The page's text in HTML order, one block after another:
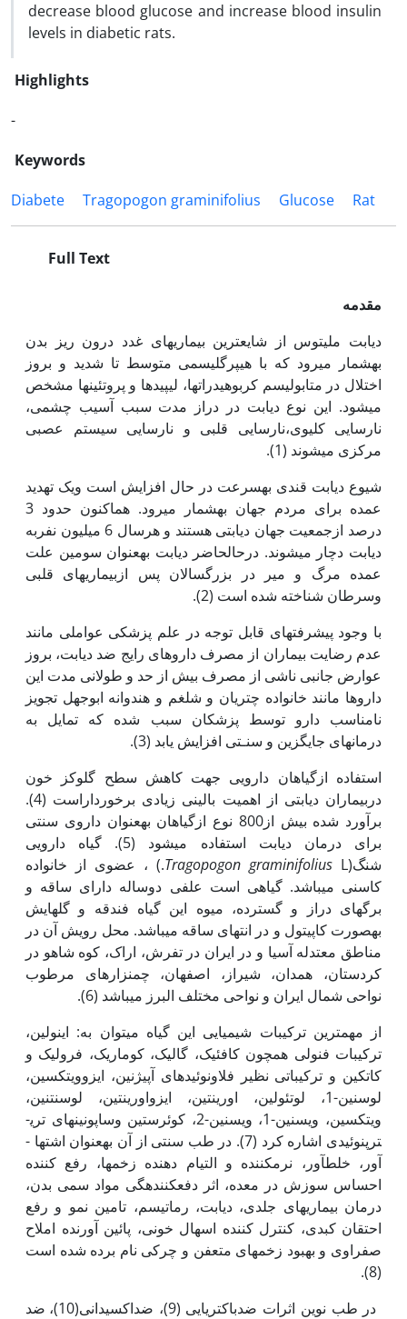
decrease blood glucose and increase blood insulin
levels in diabetic rats.
Highlights
-
Keywords
Diabete
Tragopogon graminifolius Glucose Rat
Full Text
مقدمه
دیابت ملیتوس از شایع­ترین بیماری­های غدد درون ریز بدن
به‏شمار می­رود که با هیپرگلیسمی متوسط تا شدید و بروز
اختلال در متابولیسم کربوهیدرات­ها، لیپیدها و پروتئین­ها مشخص
می­شود. این نوع دیابت در دراز مدت سبب آسیب چشمی،
نارسایی کلیوی،نارسایی قلبی و نارسایی سیستم عصبی
مرکزی می­­شوند (1).
شیوع دیابت قندی به‏سرعت در ­حال افزایش است ویک تهدید
عمده برای مردم جهان به‏­شمار می­­رود. هم­اکنون حدود 3
درصد ازجمعیت جهان دیابتی هستند و هرسال 6 میلیون نفربه
دیابت دچار می­شوند. درحال­حاضر دیابت به­عنوان سومین علت
عمده مرگ ­و­ میر در بزرگسالان پس ازبیماری­های قلبی
وسرطان شناخته شده است (2).
با وجود پیشرفت­های قابل توجه در علم پزشکی عواملی مانند
عدم رضایت بیماران از مصرف داروهای رایج ضد دیابت، بروز
عوارض جانبی ناشی از مصرف بیش از حد و طولانی مدت این
داروها مانند خانواده چتریان و شلغم و هندوانه ابوجهل تجویز
نامناسب دارو توسط پزشکان سبب شده که تمایل به
درمان‏های جایگزین و سنـتی افزایش یابد (3).
استفاده ازگیاهان دارویی جهت کاهش سطح گلوکز خون
دربیماران دیابتی از اهمیت بالینی زیادی برخورداراست (4).
برآورد شده بیش از800 نوع ازگیاهان به‏عنوان داروی سنتی
برای درمان دیابت استفاده می­شود (5). گیاه دارویی
شنگ(
Tragopogon graminifoliusL.) ، عضوی از خانواده
کاسنی می­باشد. گیاهی است علفی دوساله دارای ساقه و
برگ‏های دراز و گسترده، میوه این گیاه فندقه و گل­هایش
به‏صورت کاپیتول و در انتهای ساقه می­باشد. محل رویش آن در
مناطق معتدله آسیا و در ایران در تفرش، اراک، کوه شاهو در
کردستان، همدان، شیراز، اصفهان، چمنزارهای مرطوب
نواحی شمال ایران و نواحی مختلف البرز می­باشد (6).
از مهم‏ترین ترکیبات شیمیایی این گیاه می­توان به: اینولین،
ترکیبات فنولی همچون کافئیک،­ گالیک، کوماریک، فرولیک و
کاتکین و ترکیباتی نظیر فلاونوئیدهای آپیژنین، ایزوویتکسین،
لوسنین-1، لوتئولین، اورینتین، ایزواورینتین، لوسنتنین،
ویتکسین، ویسنین-1، ویسنین-2، کوئرستین وساپونین­های تری­
ترپنوئیدی اشاره کرد (7). در طب سنتی از آن به‏عنوان اشتها ­
آور، خلط­آور، نرم­کننده و التیام دهنده زخم­ها، رفع کننده
احساس سوزش در معده، اثر دفع­کننده­گی مواد سمی بدن،
درمان بیماری­های جلدی، دیابت، رماتیسم، تامین نمو و رفع
احتقان کبدی، کنترل کننده اسهال خونی، پائین آورنده املاح
صفراوی و بهبود زخم­های متعفن و چرکی نام برده شده ­است
(8).
در طب نوین اثرات ضد­باکتریایی (9)، ضد­اکسیدانی(10)، ضد